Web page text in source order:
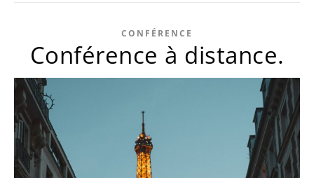
CONFÉRENCE
Conférence à distance.